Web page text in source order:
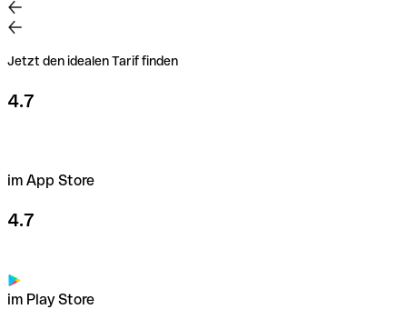
Jetzt den idealen Tarif finden
4.7
im App Store
4.7
im Play Store